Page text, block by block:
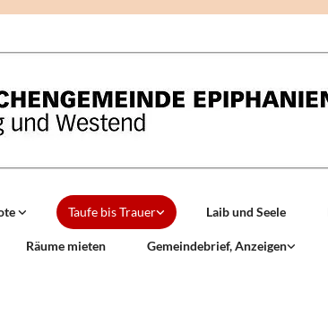
Taufe bis Trauer Laib und Seele
Räume mieten Gemeindebrief, Anzeigen